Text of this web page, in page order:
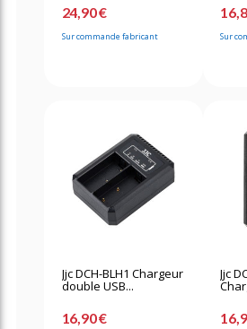
24,90 €
Sur commande fabricant Sur
Jjc DCH-BLH1 Chargeur
double USB...
16,90 €
Jjc